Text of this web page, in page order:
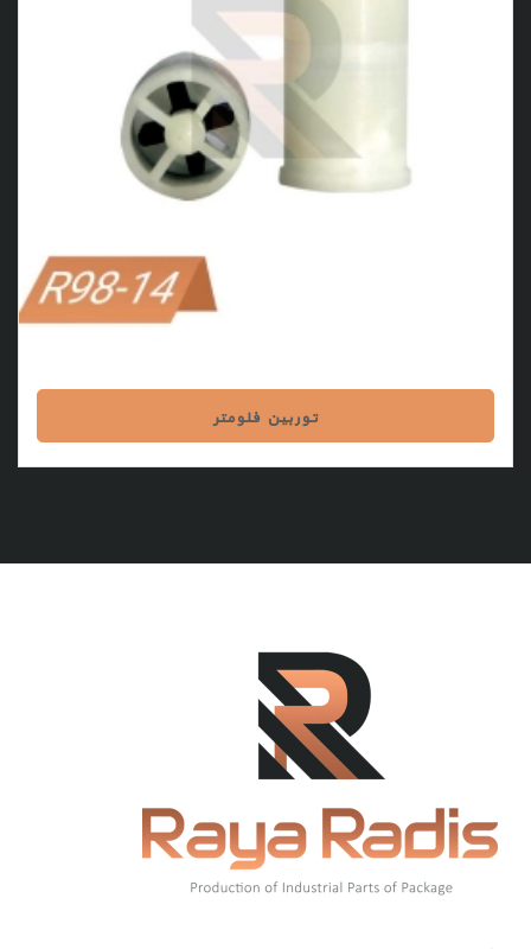
توربین فلومتر